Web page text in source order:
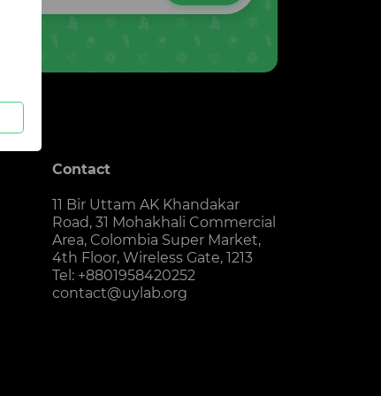
Contact
11 Bir Uttam AK Khandakar
Road, 31 Mohakhali Commercial
Area, Colombia Super Market,
4th Floor, Wireless Gate, 1213
Tel: +8801958420252
contact@uylab.org